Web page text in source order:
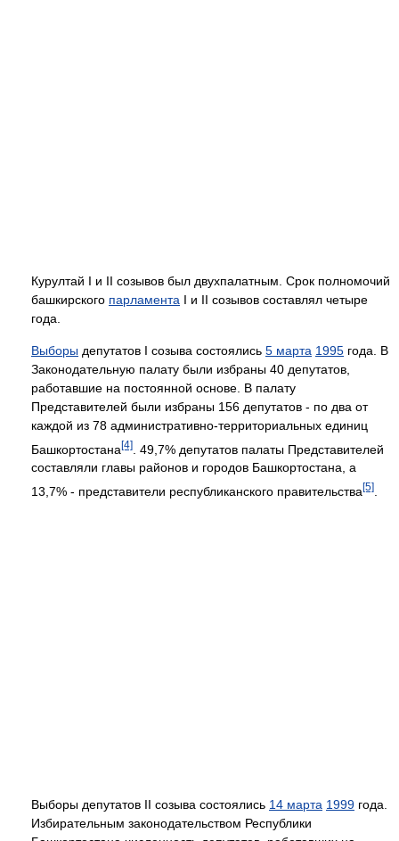
Курултай I и II созывов был двухпалатным. Срок полномочий
башкирского парламента I и II созывов составлял четыре
года.
Выборы депутатов I созыва состоялись 5 марта 1995 года. В
Законодательную палату были избраны 40 депутатов,
работавшие на постоянной основе. В палату
Представителей были избраны 156 депутатов - по два от
каждой из 78 административно-территориальных единиц
Башкортостана[4]
. 49,7% депутатов палаты Представителей
составляли главы районов и городов Башкортостана, а
13,7% - представители республиканского правительства [5]
Выборы депутатов II созыва состоялись 14 марта 1999 года.
Избирательным законодательством Республики